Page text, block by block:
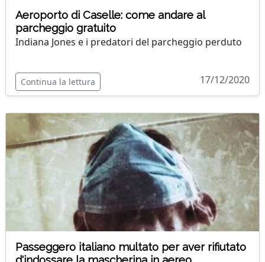
Aeroporto di Caselle: come andare al
parcheggio gratuito
Indiana Jones e i predatori del parcheggio perduto
Continua la lettura 17/12/2020
Passeggero italiano multato per aver rifiutato